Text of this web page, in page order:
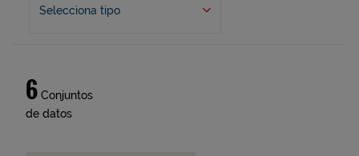
Selecciona tipo
6 Conjuntos
de datos